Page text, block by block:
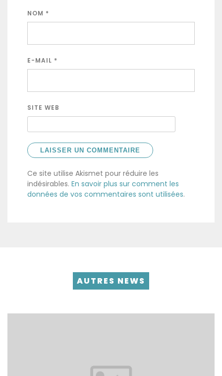
NOM *
E-MAIL *
SITE WEB
Ce site utilise Akismet pour réduire les
indésirables. En savoir plus sur comment les
données de vos commentaires sont utilisées.
AUTRES NEWS